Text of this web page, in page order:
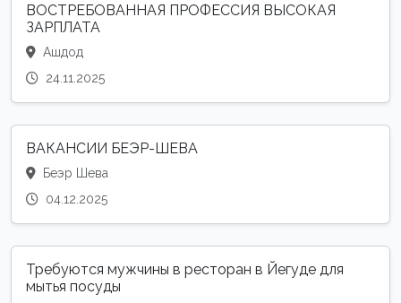
ВОСТРЕБОВАННАЯ ПРОФЕССИЯ ВЫСОКАЯ
ЗАРПЛАТА
Ашдод
24.11.2025
ВАКАНСИИ БЕЭР-ШЕВА
Беэр Шева
04.12.2025
Требуются мужчины в ресторан в Йегуде для
мытья посуды